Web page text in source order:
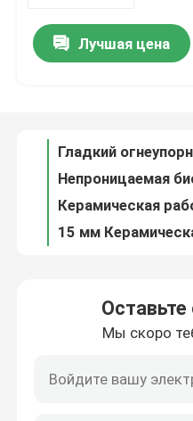
контроль качества
контактные данные
Отправить запрос
Лучшая цена
Мы скоро